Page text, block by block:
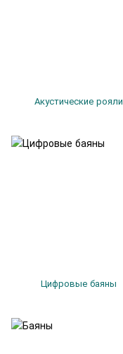
Акустические рояли
Цифровые баяны